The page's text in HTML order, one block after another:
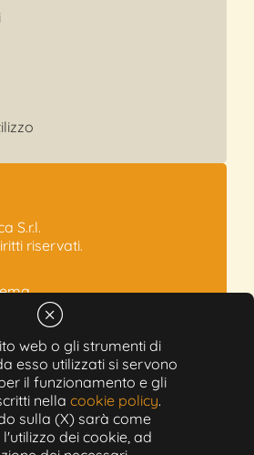
web o gli strumenti di
esso utilizzati si servono
il funzionamento e gli
nella cookie policy.
sulla (X) sarà come
dei cookie, ad
S.r.l.
riservati.
101 - Modena
02603471208
300.000,00€